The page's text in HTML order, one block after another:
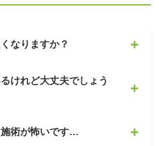
なりますか？
て効果の幅は個人差がありま
状の変化を感じて頂ける方が
術効果を感じにくいケースで
けれど大丈夫でしょう
当院で施術を受けることも可
術が怖いです…